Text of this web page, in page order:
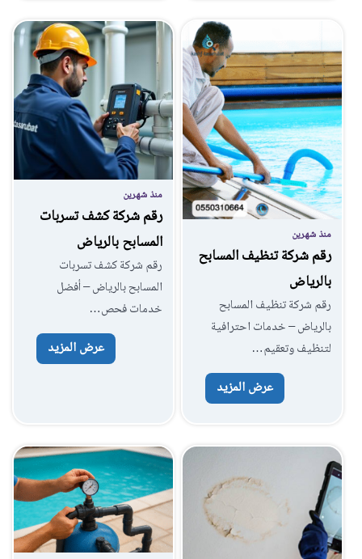
منذ شهرين
رقم شركة تنظيف المسابح
بالرياض
رقم شركة تنظيف المسابح
بالرياض – خدمات احترافية
لتنظيف وتعقيم…
عرض المزيد
منذ شهرين
رقم شركة كشف تسربات
المسابح بالرياض
رقم شركة كشف تسربات
المسابح بالرياض – أفضل
خدمات فحص…
عرض المزيد